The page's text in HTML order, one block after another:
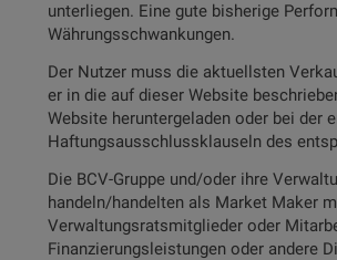
unterliegen. Eine gute bisherige
Währungsschwankungen.
Der Nutzer muss die aktuellsten
er in die auf dieser Website
Website heruntergeladen oder bei der
Haftungsausschlussklauseln des
Die BCV-Gruppe und/oder ihre
handeln/handelten als Market Maker
Verwaltungsratsmitglieder oder
Finanzierungsleistungen oder andere